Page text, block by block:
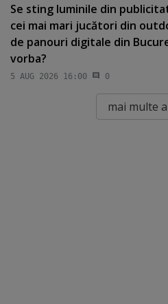
Se sting luminile din
cei mai mari jucători din
de panouri digitale din
vorba?
5 AUG 2026 16:00 0
mai multe